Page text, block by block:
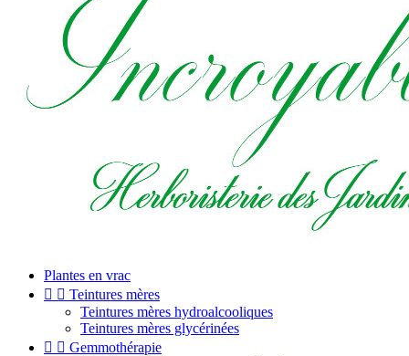
Plantes en vrac
  Teintures mères
Teintures mères hydroalcooliques
Teintures mères glycérinées
  Gemmothérapie